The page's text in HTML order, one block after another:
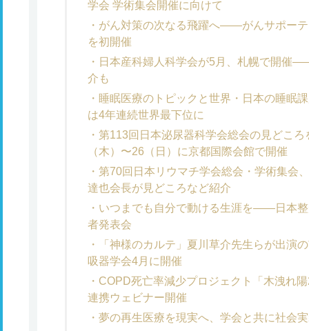
学会 学術集会開催に向けて
がん対策の次なる飛躍へ――がんサポー
を初開催
日本産科婦人科学会が5月、札幌で開催
介も
睡眠医療のトピックと世界・日本の睡
は4年連続世界最下位に
第113回日本泌尿器科学会総会の見どこ
（木）〜26（日）に京都国際会館で開催
第70回日本リウマチ学会総会・学術集
達也会長が見どころなど紹介
いつまでも自分で動ける生涯を――日本
者発表会
「神様のカルテ」夏川草介先生らが出
吸器学会4月に開催
COPD死亡率減少プロジェクト「木洩れ
連携ウェビナー開催
夢の再生医療を現実へ、学会と共に社会